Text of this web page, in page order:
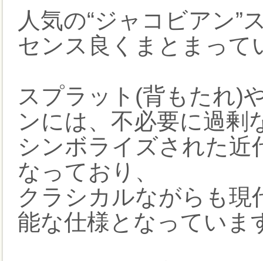
人気の“ジャコビアン”
センス良くまとまって
スプラット(背もたれ)
ンには、不必要に過剰
シンボライズされた
なっており、
クラシカルながらも現
能な仕様となっていま